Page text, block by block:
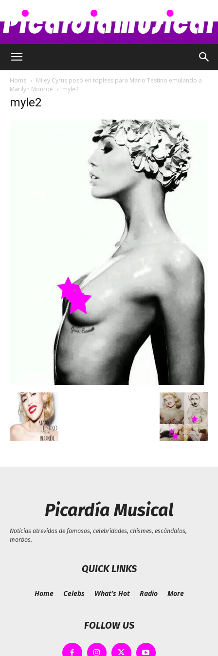
–
Chismes,
Escandalos,Morbo,
Home
Miley Cyrus posó en topless para Mario Testino emulando a
Marilyn Monroe
myle2
myle2
Picardía Musical
Noticias atrevidas de famosos, celebridades, chismes, escándalos,
morbos.
QUICK LINKS
Home Celebs What’s Hot Radio More
FOLLOW US